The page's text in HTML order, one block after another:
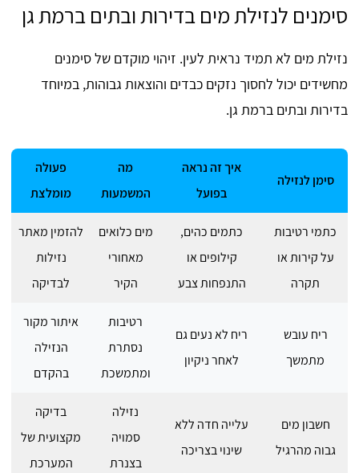
סימנים לנזילת מים בדירות ובתים ברמת גן
נזילת מים לא תמיד נראית לעין. זיהוי מוקדם של סימנים
מחשידים יכול לחסוך נזקים כבדים והוצאות גבוהות, במיוחד
בדירות ובתים ברמת גן.
סימן לנזילה
איך זה נראה
בפועל
מה
המשמעות
פעולה
מומלצת
כתמי רטיבות
על קירות או
תקרה
כתמים כהים,
קילופים או
התנפחות צבע
מים כלואים
מאחורי
הקיר
להזמין מאתר
נזילות
לבדיקה
ריח עובש
מתמשך
ריח לא נעים גם
לאחר ניקיון
רטיבות
נסתרת
ומתמשכת
איתור מקור
הנזילה
בהקדם
חשבון מים
גבוה מהרגיל
עלייה חדה ללא
שינוי בצריכה
נזילה
סמויה
בצנרת
בדיקה
מקצועית של
המערכת